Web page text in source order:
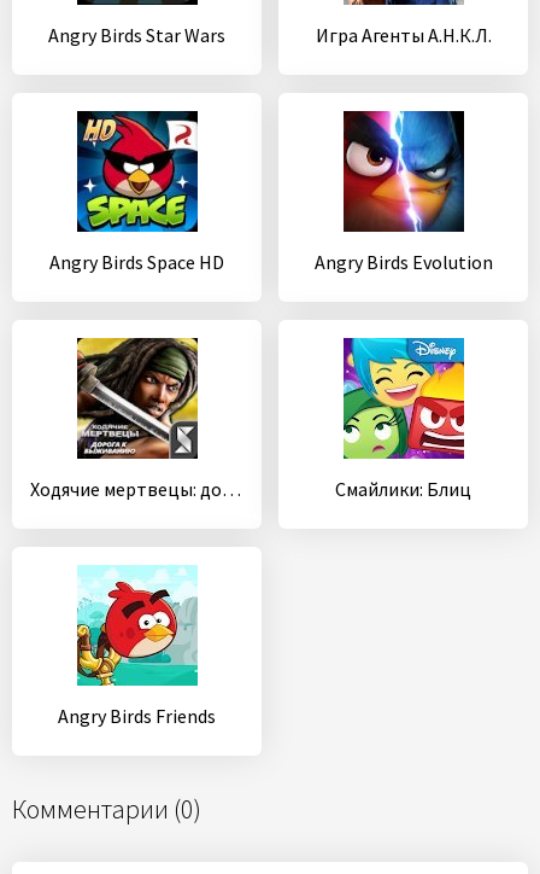
Angry Birds Star Wars Игра Агенты А.Н.К.Л.
Angry Birds Space HD Angry Birds Evolution
Ходячие мертвецы: дорога к выживанию Смайлики: Блиц
Angry Birds Friends
Комментарии (0)